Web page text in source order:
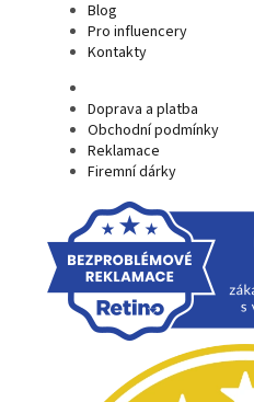
Blog
Pro influencery
Kontakty
Doprava a platba
Obchodní podmínky
Reklamace
Firemní dárky